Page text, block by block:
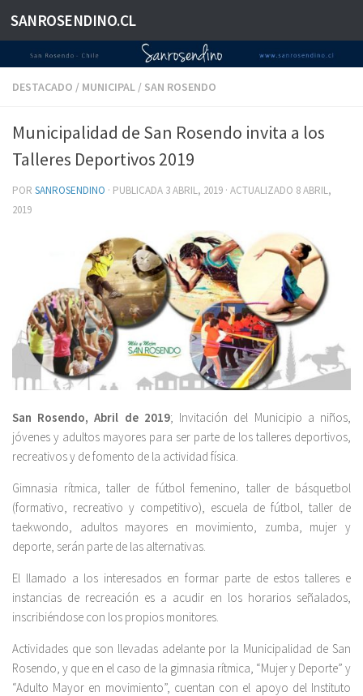
Saltar al contenido
SANROSENDINO.CL
DESTACADO / MUNICIPAL / SAN ROSENDO
Municipalidad de San Rosendo invita a los
Talleres Deportivos 2019
POR SANROSENDINO · PUBLICADA 3 ABRIL, 2019 · ACTUALIZADO 8 ABRIL,
2019
San Rosendo, Abril de 2019; Invitación del Municipio a niños,
jóvenes y adultos mayores para ser parte de los talleres deportivos,
recreativos y de fomento de la actividad física.
Gimnasia rítmica, taller de fútbol femenino, taller de básquetbol
(formativo, recreativo y competitivo), escuela de fútbol, taller de
taekwondo, adultos mayores en movimiento, zumba, mujer y
deporte, serán parte de las alternativas.
El llamado a los interesados en formar parte de estos talleres e
instancias de recreación es a acudir en los horarios señalados,
inscribiéndose con los propios monitores.
Actividades que son llevadas adelante por la Municipalidad de San
Rosendo, y que en el caso de la gimnasia rítmica, “Mujer y Deporte” y
“Adulto Mayor en movimiento”, cuentan con el apoyo del Instituto